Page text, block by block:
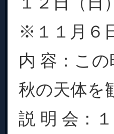
※１１月６
内 容：こ
秋の天体を
説 明 会：